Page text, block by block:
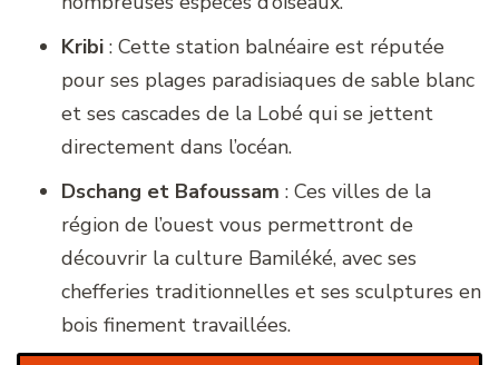
Kribi : Cette station balnéaire est réputée
pour ses plages paradisiaques de sable blanc
et ses cascades de la Lobé qui se jettent
directement dans l’océan.
Dschang et Bafoussam : Ces villes de la
région de l’ouest vous permettront de
découvrir la culture Bamiléké, avec ses
chefferies traditionnelles et ses sculptures en
bois finement travaillées.